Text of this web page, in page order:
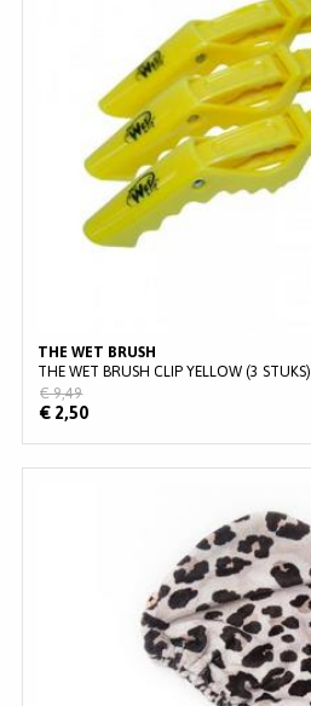
THE WET BRUSH
THE WET BRUSH CLIP YELLOW (3 STUKS)
€ 2,50
€ 9,49